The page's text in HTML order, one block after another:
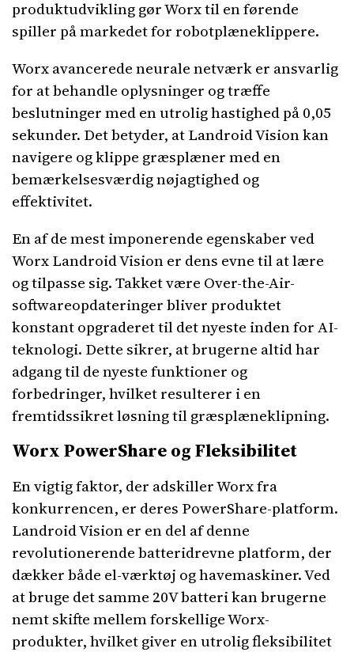
produktudvikling gør Worx til en førende
spiller på markedet for robotplæneklippere.
Worx avancerede neurale netværk er ansvarlig
for at behandle oplysninger og træffe
beslutninger med en utrolig hastighed på 0,05
sekunder. Det betyder, at Landroid Vision kan
navigere og klippe græsplæner med en
bemærkelsesværdig nøjagtighed og
effektivitet.
En af de mest imponerende egenskaber ved
Worx Landroid Vision er dens evne til at lære
og tilpasse sig. Takket være Over-the-Air-
softwareopdateringer bliver produktet
konstant opgraderet til det nyeste inden for AI-
teknologi. Dette sikrer, at brugerne altid har
adgang til de nyeste funktioner og
forbedringer, hvilket resulterer i en
fremtidssikret løsning til græsplæneklipning.
Worx PowerShare og Fleksibilitet
En vigtig faktor, der adskiller Worx fra
konkurrencen, er deres PowerShare-platform.
Landroid Vision er en del af denne
revolutionerende batteridrevne platform, der
dækker både el-værktøj og havemaskiner. Ved
at bruge det samme 20V batteri kan brugerne
nemt skifte mellem forskellige Worx-
produkter, hvilket giver en utrolig fleksibilitet